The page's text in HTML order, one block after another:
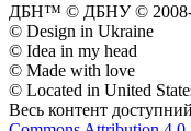
ДБН™ © ДБНУ © 2008-
© Design in Ukraine
© Idea in my head
© Made with love
© Located in United
Весь контент